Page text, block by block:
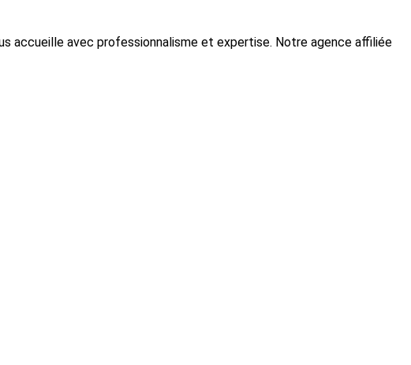
accueille avec professionnalisme et expertise. Notre agence affiliée